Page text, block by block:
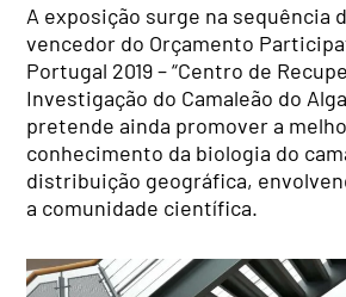
A exposição surge na sequência
vencedor do Orçamento
Portugal 2019 – “Centro de
Investigação do Camaleão do
pretende ainda promover a
conhecimento da biologia do
distribuição geográfica,
a comunidade científica.